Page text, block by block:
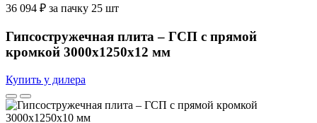
36 094 ₽ за пачку 25 шт
Гипсостружечная плита – ГСП с прямой
кромкой 3000х1250х12 мм
Купить у дилера